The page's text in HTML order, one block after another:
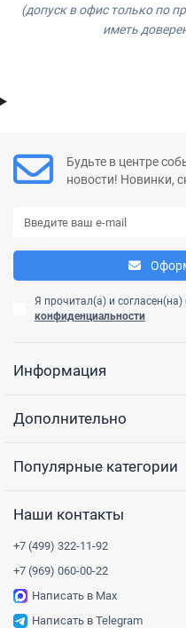
(допуск в офис только по
иметь
Будьте в центре
новости! Новинки,
Я прочитал(а) и согласен(на)
конфиденциальности
Информация
Дополнительно
Популярные категории
Наши контакты
+7 (499) 322-11-92
+7 (969) 060-00-22
Написать в Max
Написать в Telegram